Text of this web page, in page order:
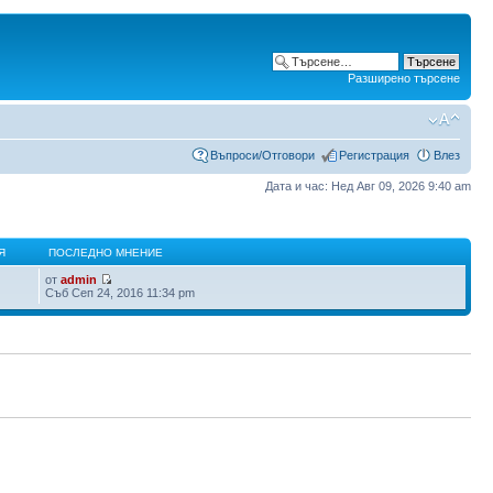
Разширено търсене
Въпроси/Отговори Регистрация Влез
Дата и час: Нед Авг 09, 2026 9:40 am
ПОСЛЕДНО МНЕНИЕ
отadmin
Съб Сеп 24, 2016 11:34 pm